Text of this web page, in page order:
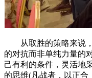
从取胜的策略来说，
的对抗而非单纯力量的
己有利的条件，灵活地
的思维(凡战者，以正